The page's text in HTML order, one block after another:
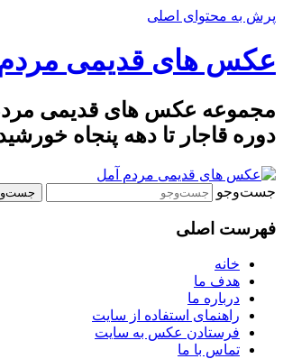
پرش به محتوای اصلی
عکس های قدیمی
مجموعه عکس های قدیمی
دوره قاجار تا دهه پنجاه
جست‌وجو
فهرست اصلی
خانه
هدف ما
درباره ما
راهنمای استفاده از سایت
فرستادن عکس به سایت
تماس با ما